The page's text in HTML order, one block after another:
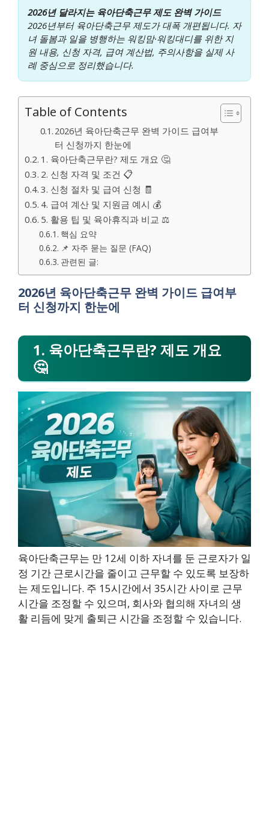
2026년 달라지는 육아단축근무 제도 완벽 가이드
2026년부터 육아단축근무 제도가 대폭 개편됩니다. 자
녀 돌봄과 일을 병행하는 워킹맘·워킹대디를 위한 지
원 내용, 신청 자격, 급여 계산법, 주의사항을 실제 사
례 중심으로 정리했습니다.
Table of Contents
2026년 육아단축근무 완벽 가이드 급여부
터 신청까지 한눈에
1. 육아단축근무란? 제도 개요 🤔
2. 신청 자격 및 조건 📋
3. 신청 절차 및 급여 신청 🧾
4. 급여 계산 및 지원금 예시 💰
5. 활용 팁 및 육아휴직과 비교 ⚖️
핵심 요약
📌 자주 묻는 질문 (FAQ)
관련된 글:
2026년 육아단축근무 완벽 가이드 급여부
터 신청까지 한눈에
1. 육아단축근무란? 제도 개요
🤔
육아단축근무는 만 12세 이하 자녀를 둔 근로자가 일
정 기간 근로시간을 줄이고 근무할 수 있도록 보장하
는 제도입니다. 주 15시간에서 35시간 사이로 근무
시간을 조정할 수 있으며, 회사와 협의해 자녀의 생
활 리듬에 맞게 출퇴근 시간을 조정할 수 있습니다.